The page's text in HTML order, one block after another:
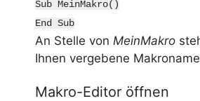
Sub MeinMakro()
End Sub
An Stelle von MeinMakro
Ihnen vergebene
Makro-Editor öffnen